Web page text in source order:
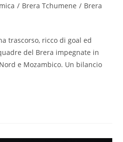
/ Brera Tchumene / Brera
trascorso, ricco di goal ed
del Brera impegnate in
e Mozambico. Un bilancio